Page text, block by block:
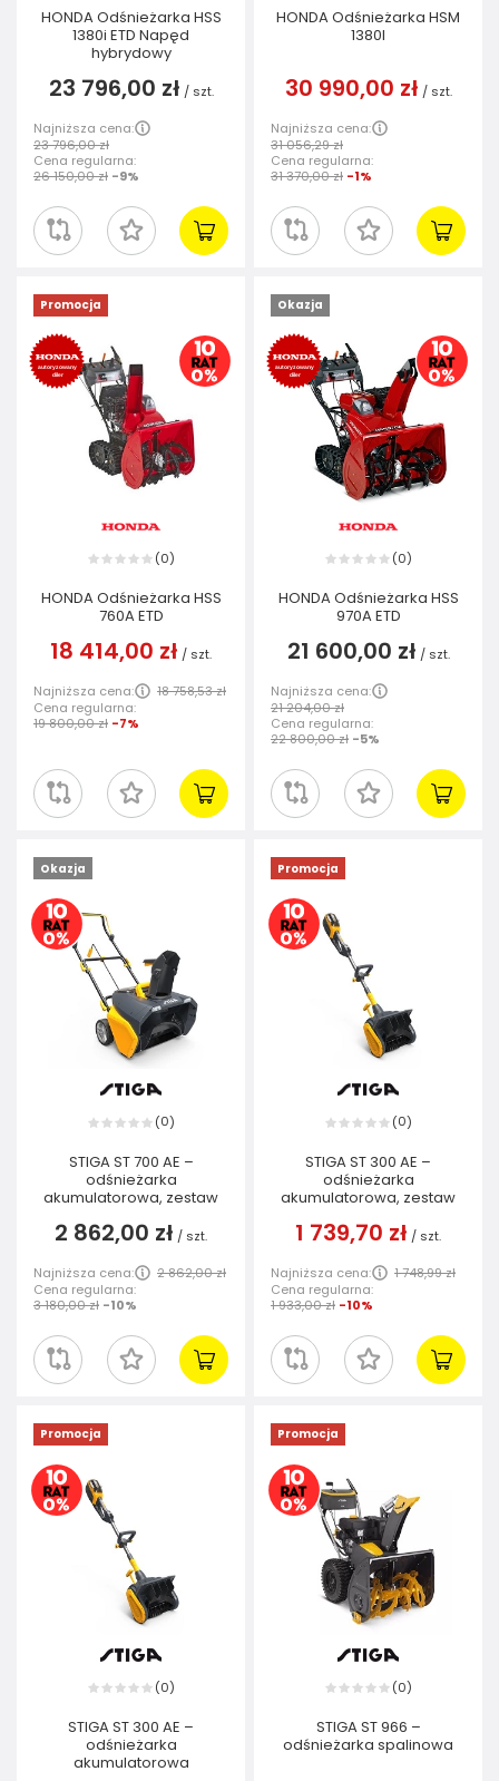
HONDA Odśnieżarka HSS
1380i ETD Napęd
hybrydowy
23 796,00 zł / szt.
Najniższa cena:
23 796,00 zł
Cena regularna:
26 150,00 zł -9%
HONDA Odśnieżarka HSM
1380I
30 990,00 zł / szt.
Najniższa cena:
31 056,29 zł
Cena regularna:
31 370,00 zł -1%
Promocja
(0)
HONDA Odśnieżarka HSS
760A ETD
18 414,00 zł / szt.
Najniższa cena:
18 758,53 zł
Cena regularna:
19 800,00 zł -7%
Okazja
(0)
HONDA Odśnieżarka HSS
970A ETD
21 600,00 zł / szt.
Najniższa cena:
21 204,00 zł
Cena regularna:
22 800,00 zł -5%
Okazja
(0)
STIGA ST 700 AE –
odśnieżarka
akumulatorowa, zestaw
2 862,00 zł / szt.
Najniższa cena:
2 862,00 zł
Cena regularna:
3 180,00 zł -10%
Promocja
(0)
STIGA ST 300 AE –
odśnieżarka
akumulatorowa, zestaw
1 739,70 zł / szt.
Najniższa cena:
1 748,99 zł
Cena regularna:
1 933,00 zł -10%
Promocja
(0)
STIGA ST 300 AE –
odśnieżarka
akumulatorowa
Promocja
(0)
STIGA ST 966 –
odśnieżarka spalinowa